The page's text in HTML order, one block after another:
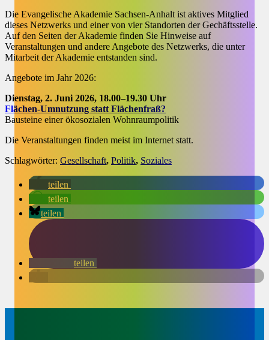
Die Evangelische Akademie Sachsen-Anhalt ist aktives Mitglied
dieses Netzwerks und einer von vier Standorten der Gechäftsstelle.
Auf den Seiten der Akademie finden Sie Hinweise auf
Veranstaltungen und andere Angebote des Netzwerks, die unter
Mitarbeit der Akademie entstanden sind.
Angebote im Jahr 2026:
Dienstag, 2. Juni 2026, 18.00–19.30 Uhr
Flächen-Umnutzung statt Flächenfraß?
Bausteine einer ökosozialen Wohnraumpolitik
Die Veranstaltungen finden meist im Internet statt.
Schlagwörter: Gesellschaft, Politik, Soziales
teilen
teilen
teilen
teilen